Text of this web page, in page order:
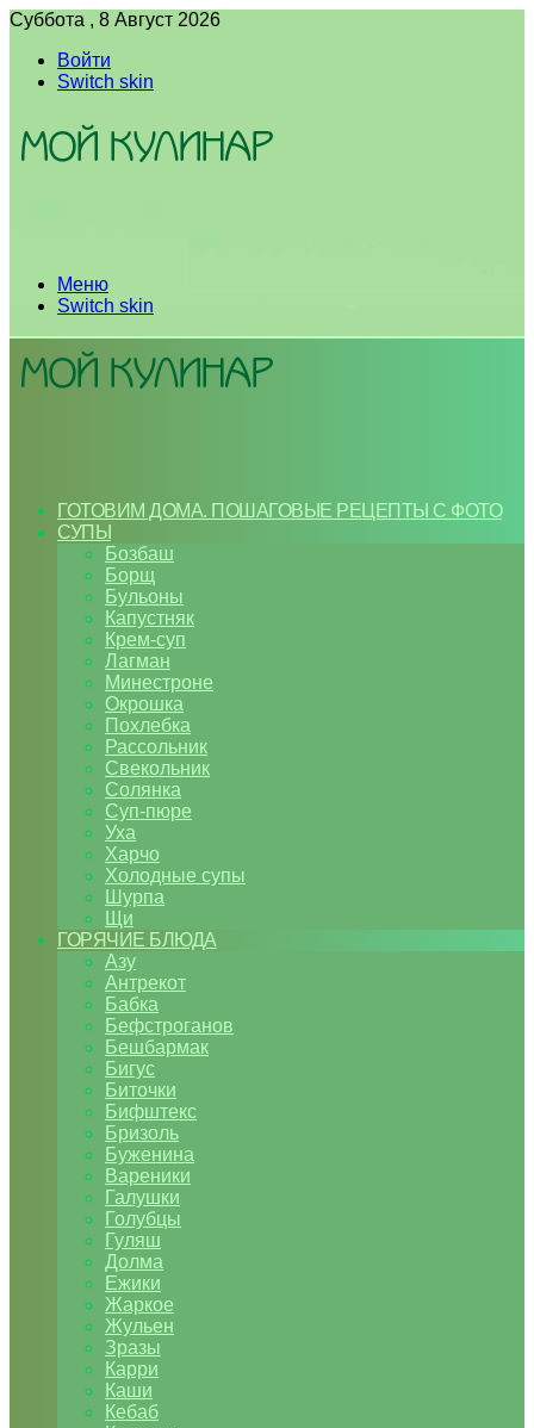
Суббота , 8 Август 2026
Войти
Switch skin
Меню
Switch skin
ГОТОВИМ ДОМА. ПОШАГОВЫЕ РЕЦЕПТЫ С ФОТО
СУПЫ
Бозбаш
Борщ
Бульоны
Капустняк
Крем-суп
Лагман
Минестроне
Окрошка
Похлебка
Рассольник
Свекольник
Солянка
Суп-пюре
Уха
Харчо
Холодные супы
Шурпа
Щи
ГОРЯЧИЕ БЛЮДА
Азу
Антрекот
Бабка
Бефстроганов
Бешбармак
Бигус
Биточки
Бифштекс
Бризоль
Буженина
Вареники
Галушки
Голубцы
Гуляш
Долма
Ежики
Жаркое
Жульен
Зразы
Карри
Каши
Кебаб